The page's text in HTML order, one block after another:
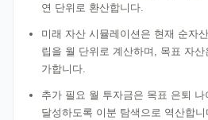
연 단위로 환산합니다.
미래 자산 시뮬레이션은 현재 순자
립을 월 단위로 계산하며, 목표 자
가합니다.
추가 필요 월 투자금은 목표 은퇴
달성하도록 이분 탐색으로 역산합니